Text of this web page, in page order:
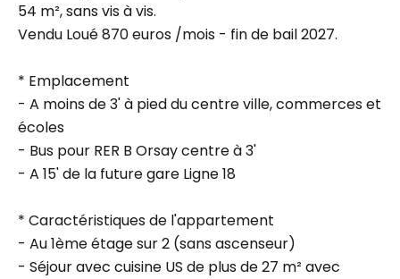
54 m², sans vis à vis.
Vendu Loué 870 euros /mois - fin de bail 2027.
* Emplacement
- A moins de 3' à pied du centre ville, commerces et
écoles
- Bus pour RER B Orsay centre à 3'
- A 15' de la future gare Ligne 18
* Caractéristiques de l'appartement
- Au 1ème étage sur 2 (sans ascenseur)
- Séjour avec cuisine US de plus de 27 m² avec